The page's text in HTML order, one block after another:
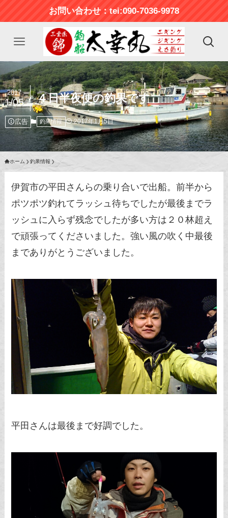
お問い合わせ：tei:090-7036-9978
４日半夜便の釣果です
2017
1/05
広告 釣果情報 2017年1月5日
ホーム 釣果情報
伊賀市の平田さんらの乗り合いで出船。前半から
ポツポツ釣れてラッシュ待ちでしたが最後までラ
ッシュに入らず残念でしたが多い方は２０林超え
で頑張ってくださいました。強い風の吹く中最後
までありがとうございました。
平田さんは最後まで好調でした。